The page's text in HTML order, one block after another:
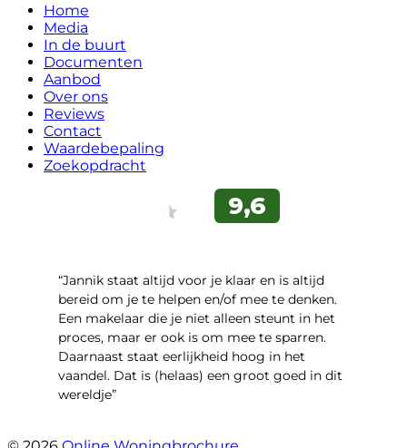
Home
Media
In de buurt
Documenten
Aanbod
Over ons
Reviews
Contact
Waardebepaling
Zoekopdracht
“Jannik staat altijd voor je klaar en is altijd
bereid om je te helpen en/of mee te denken.
Een makelaar die je niet alleen steunt in het
proces, maar er ook is om mee te sparren.
Daarnaast staat eerlijkheid hoog in het
vaandel. Dat is (helaas) een groot goed in dit
wereldje”